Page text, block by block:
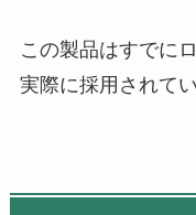
この製品はすでに
実際に採用されてい